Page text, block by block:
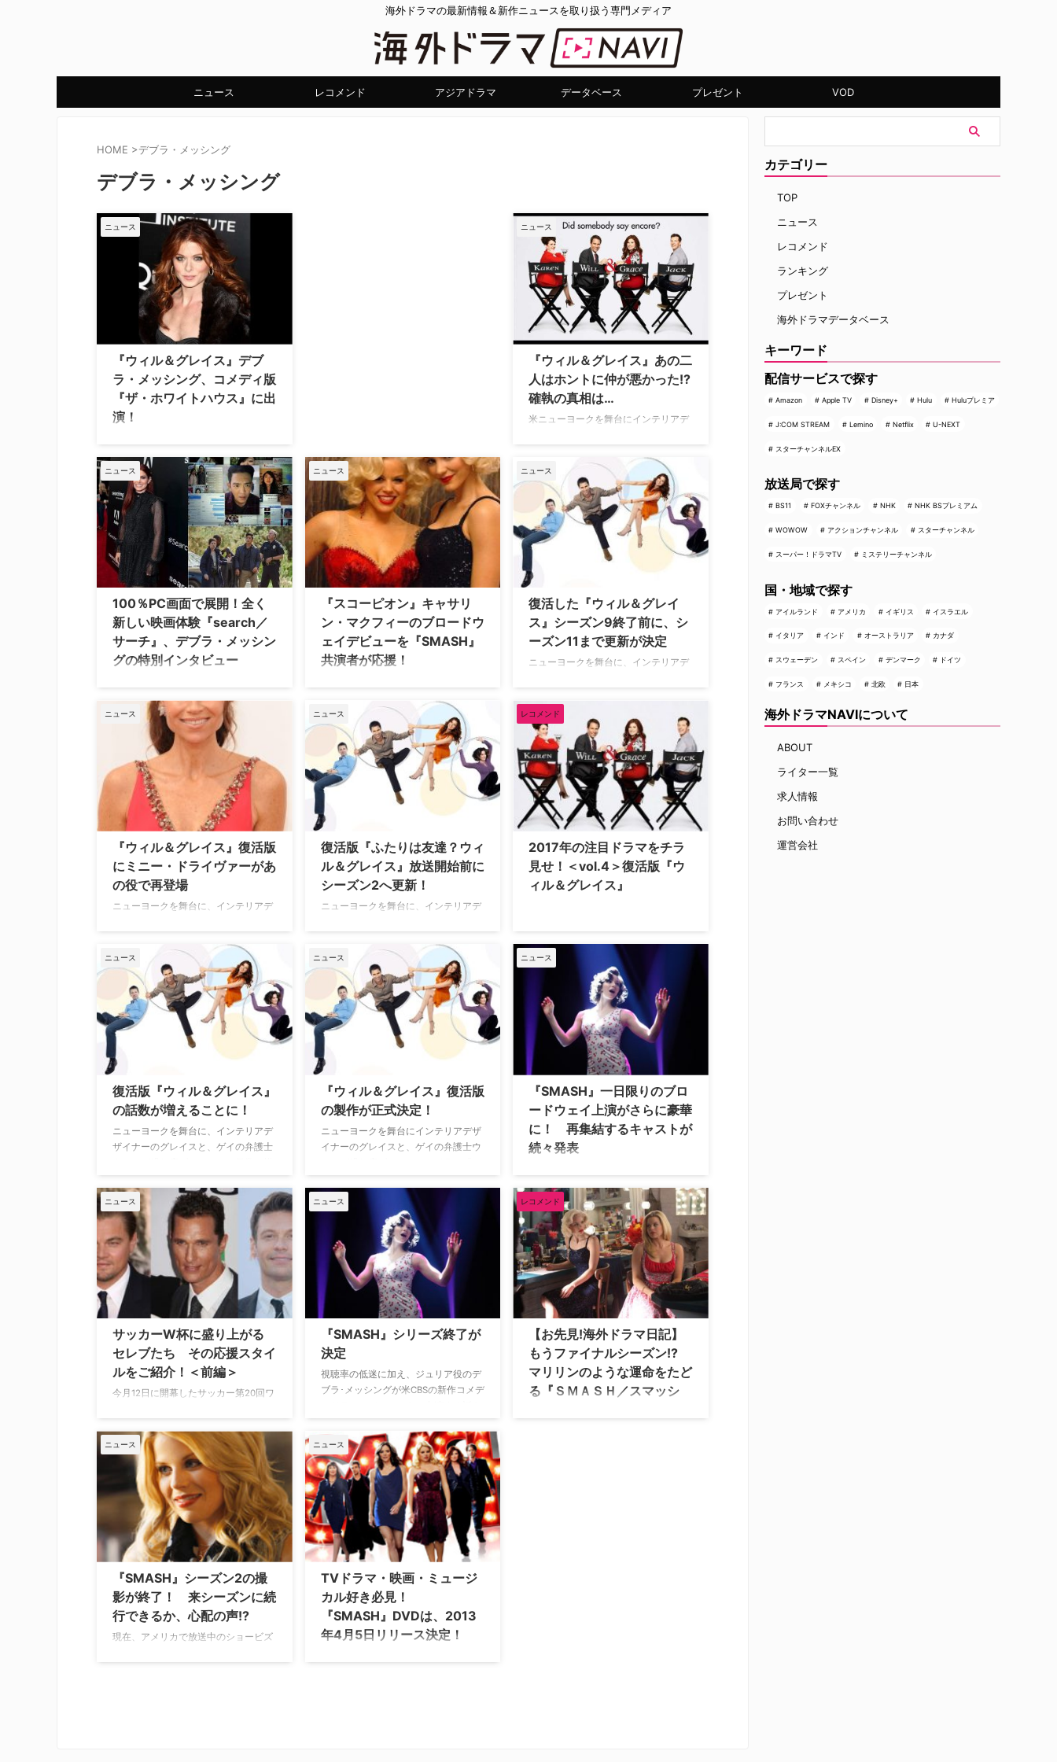
海外ドラマの最新情報＆新作ニュースを取り扱う専門メディア
ニュース レコメンド アジアドラマ データベース プレゼント VOD
HOME >デブラ・メッシング
デブラ・メッシング
ニュース
『ウィル＆グレイス』デブ
ラ・メッシング、コメディ版
『ザ・ホワイトハウス』に出
演！
メッシングが、ホワイトハウスを舞台
にした米Starzの政治コメディドラマ
『East Wing（原題）』に出演するこ
とが明らかとなった。 各話30分の
『East Wing』は、企画・出演・脚
本・製作総指揮を兼任するアレクサン
ドラ・ウエントワース（『グッド…
ニュース
『ウィル＆グレイス』あの二
人はホントに仲が悪かった!?
確執の真相は…
米ニューヨークを舞台にインテリアデ
ドラマ『ふたりは友達？ ウィル＆グ
レイス』。1998年から8シーズン製作
されエミー賞も複数受賞した人気シッ
トコムは、2017年に復活し、そして今
年4月23日（木）、シーズン11第18話
の放送をもって幕を閉じた。人気作
ニュース
100％PC画面で展開！全く
新しい映画体験『search／
サーチ』、デブラ・メッシン
グの特別インタビュー
ーリーテリングが話題となり、本年度
サンダンス映画祭観客賞を受賞した映
画『search／サーチ』。10月26日
（金）より全国公開となる本作に出演
している、人気ドラマ『ふたりは友
達？ ウィル＆グレイス』のグレイス
役でおなじみデブラ・メッシングのイ
ンタビュ…
ニュース
『スコーピオン』キャサリ
ン・マクフィーのブロードウ
ェイデビューを『SMASH』
共演者が応援！
ンメント『SCORPION／スコーピオ
ン』にペイジ役で出演しているキャサ
リン・マクフィー。今年4月にミュー
ジカル『Waitress』でブロードウェイ
デビューを飾り、現在も公演を続けて
いる彼女の楽屋に『SMASH』で共演
した仲間が応援に駆けつけていたこ…
ニュース
復活した『ウィル＆グレイ
ス』シーズン9終了前に、シ
ーズン11まで更新が決定
ニューヨークを舞台に、インテリアデ
た人気ドラマ『ふたりは友達？ ウィ
ル＆グレイス』。その復活版となるシ
ーズン9が現在米NBCで放送中だが、
このほど、シーズン11までの更新が決
定した。米TVLineが報じた。 【関連
記事】2017年の注目ドラマをチラ見
せ…
ニュース
『ウィル＆グレイス』復活版
にミニー・ドライヴァーがあ
の役で再登場
ニューヨークを舞台に、インテリアデ
た人気ドラマ『ふたりは友達？ウィル
＆グレイス』。いよいよアメリカでス
タートする復活版にミニー・ドライヴ
ァー（『ザ・ディープ 深海からの脱
出』『ザ・リッチズ』）が出演するこ
とが明らかになった。米TV Lineらが
ニュース
復活版『ふたりは友達？ウィ
ル＆グレイス』放送開始前に
シーズン2へ更新！
ニューヨークを舞台に、インテリアデ
た人気ドラマ『ふたりは友達？ ウィ
ル＆グレイス』。同作の復活版製作に
ついては当サイトにて何度かお伝えし
てきたが、初回放送を前にシーズン2
に更新されることが決定した。 放送局
の米NBCは8月3日（木）に開催された
レコメンド
2017年の注目ドラマをチラ
見せ！＜vol.4＞復活版『ウ
ィル＆グレイス』
ニュース
復活版『ウィル＆グレイス』
の話数が増えることに！
ニューヨークを舞台に、インテリアデ
ザイナーのグレイスと、ゲイの弁護士
達？ ウィル＆グレイス』。1998年か
ら8シーズンにわたって放送された同
作が復活するとのニュースは当サイト
でもお伝えした通りだが、その復活版
のエピソード数が増えることが明らか
となった。…
ニュース
『ウィル＆グレイス』復活版
の製作が正式決定！
ニューヨークを舞台にインテリアデザ
イナーのグレイスと、ゲイの弁護士ウ
1998年から計8シーズン放送され、エ
ミー賞作品賞（コメディー門）に輝い
た人気シットコムとして知られている
本作が2017年～2018年シーズンに復活
することを、米NBC局が正式に発表
ニュース
『SMASH』一日限りのブロ
ードウェイ上演がさらに豪華
に！ 再集結するキャストが
続々発表
の劇中劇『Bombshell』が一日限りで
ブロードウェイ上演されることは以前
にお伝えしたとおり。このたびさらに
複数の元キャストが出演契約を結んだ
ことがわかり、かなり豪華なショーに
なりそうだ。 【関連コラム】『ＳＭＡ
ＳＨ／スマッシュ』の世界 現代ミュ
ー…
ニュース
サッカーW杯に盛り上がる
セレブたち その応援スタイ
ルをご紹介！＜前編＞
今月12日に開幕したサッカー第20回ワ
グから決勝トーナメントに進出するチ
ームが出そろった。W杯で盛り上がる
ファンのなかには、もちろんハリウッ
ドセレブの姿も。そこで気になるの
が、セレブたちの観戦スタイルだ。母
国チームの応援に熱が入るセレブたち
がTwitt…
ニュース
『SMASH』シリーズ終了が
決定
視聴率の低迷に加え、ジュリア役のデ
ブラ･メッシングが米CBSの新作コメデ
いた『SMASH/スマッシュ』。起死回
生を願うファンも多い中、ついに放送
局の米NBCがシリーズ終了を発表し
た。 【関連特集】どうしてもつかみた
い夢がそこにある ドラマSMASHに
迫…
レコメンド
【お先見!海外ドラマ日記】
もうファイナルシーズン!?
マリリンのような運命をたど
る『ＳＭＡＳＨ／スマッシ
ニュース
『SMASH』シーズン2の撮
影が終了！ 来シーズンに続
行できるか、心配の声!?
現在、アメリカで放送中のショービズ
ニュース
TVドラマ・映画・ミュージ
カル好き必見！
『SMASH』DVDは、2013
年4月5日リリース決定！
カテゴリー
TOP
ニュース
レコメンド
ランキング
プレゼント
海外ドラマデータベース
キーワード
配信サービスで探す
Amazon Apple TV Disney+ Hulu Huluプレミア
J:COM STREAM Lemino Netflix U-NEXT
スターチャンネルEX
放送局で探す
BS11 FOXチャンネル NHK NHK BSプレミアム
WOWOW アクションチャンネル スターチャンネル
スーパー！ドラマTV ミステリーチャンネル
国・地域で探す
アイルランド アメリカ イギリス イスラエル
イタリア インド オーストラリア カナダ
スウェーデン スペイン デンマーク ドイツ
フランス メキシコ 北欧 日本
海外ドラマNAVIについて
ABOUT
ライター一覧
求人情報
お問い合わせ
運営会社